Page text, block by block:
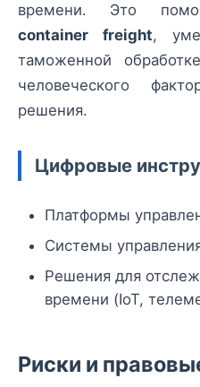
времени. Это
container freight,
таможенной
человеческого
решения.
Цифровые
Платформы
Системы
Решения для
времени (IoT,
Риски и